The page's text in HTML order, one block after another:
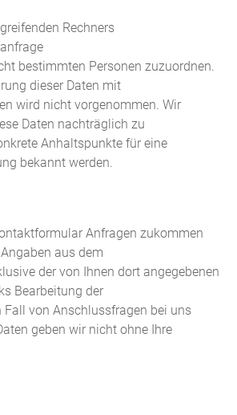
Rechners
bestimmten Personen zuzuordnen.
dieser Daten mit
wird nicht vorgenommen. Wir
Daten nachträglich zu
Anhaltspunkte für eine
bekannt werden.
Anfragen zukommen
aus dem
der von Ihnen dort angegebenen
Bearbeitung der
Fall von Anschlussfragen bei uns
geben wir nicht ohne Ihre